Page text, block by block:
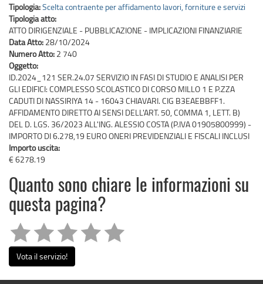
Tipologia:Scelta contraente per affidamento lavori, forniture e servizi
Tipologia atto:
ATTO DIRIGENZIALE - PUBBLICAZIONE - IMPLICAZIONI FINANZIARIE
Data Atto: 28/10/2024
Numero Atto: 2 740
Oggetto:
ID.2024_121 SER.24.07 SERVIZIO IN FASI DI STUDIO E ANALISI PER
GLI EDIFICI: COMPLESSO SCOLASTICO DI CORSO MILLO 1 E P.ZZA
CADUTI DI NASSIRIYA 14 - 16043 CHIAVARI. CIG B3EAEBBFF1.
AFFIDAMENTO DIRETTO AI SENSI DELL'ART. 50, COMMA 1, LETT. B)
DEL D. LGS. 36/2023 ALL'ING. ALESSIO COSTA (P.IVA 01905800999) -
IMPORTO DI 6.278,19 EURO ONERI PREVIDENZIALI E FISCALI INCLUSI
Importo uscita:
€ 6278.19
Quanto sono chiare le informazioni su
questa pagina?
Vota il servizio!